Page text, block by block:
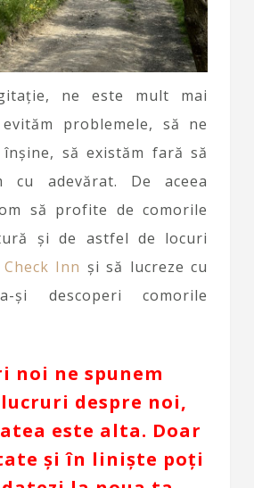
ne este mult mai
problemele, să ne
să existăm fară să
cu adevărat. De aceea
să profite de comorile
și de astfel de locuri
Inn și să lucreze cu
și descoperi comorile
noi ne spunem
despre noi,
este alta. Doar
și în liniște poți